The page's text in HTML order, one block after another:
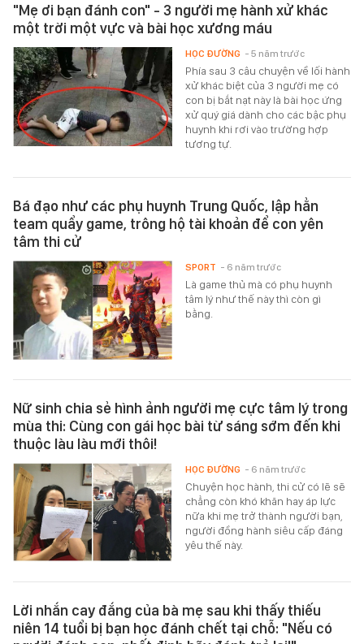
"Mẹ ơi bạn đánh con" - 3 người mẹ hành xử khác
một trời một vực và bài học xương máu
Phía sau 3 câu chuyện về lối hành
xử khác biệt của 3 người mẹ có
con bị bắt nạt này là bài học ứng
xử quý giá dành cho các bậc phụ
huynh khi rơi vào trường hợp
tương tự.
HỌC ĐƯỜNG - 5 năm trước
Bá đạo như các phụ huynh Trung Quốc, lập hẳn
team quẩy game, trông hộ tài khoản để con yên
tâm thi cử
Là game thủ mà có phụ huynh
tâm lý như thế này thì còn gì
bằng.
SPORT - 6 năm trước
Nữ sinh chia sẻ hình ảnh người mẹ cực tâm lý trong
mùa thi: Cùng con gái học bài từ sáng sớm đến khi
thuộc làu làu mới thôi!
Chuyện học hành, thi cử có lẽ sẽ
chẳng còn khó khăn hay áp lực
nữa khi mẹ trở thành người bạn,
người đồng hành siêu cấp đáng
yêu thế này.
HỌC ĐƯỜNG - 6 năm trước
Lời nhắn cay đắng của bà mẹ sau khi thấy thiếu
niên 14 tuổi bị bạn học đánh chết tại chỗ: "Nếu có